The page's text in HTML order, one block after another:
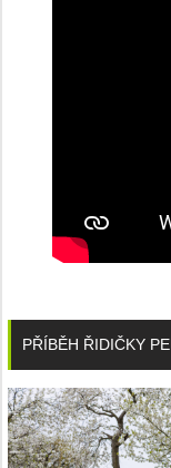
PŘÍBĚH ŘIDIČKY